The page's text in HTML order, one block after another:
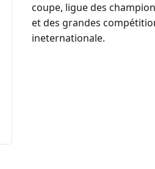
coupe, ligue des
et des grandes
ineternationale.